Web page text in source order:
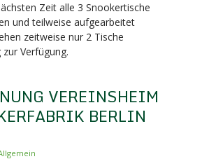
Zeit alle 3 Snookertische
und teilweise aufgearbeitet
zeitweise nur 2 Tische
Verfügung.
VEREINSHEIM
BERLIN